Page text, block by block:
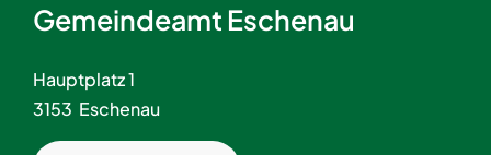
Gemeindeamt Eschenau
Hauptplatz 1
3153 Eschenau